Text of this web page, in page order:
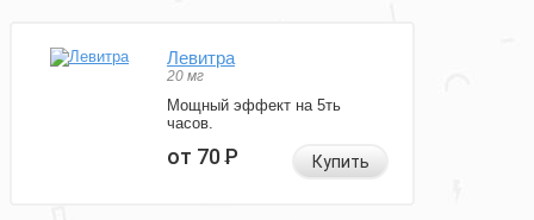
Левитра
20 мг
Мощный эффект на 5ть
часов.
от 70Р Купить